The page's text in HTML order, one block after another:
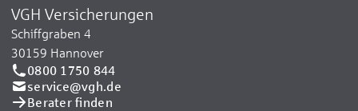
VGH Versicherungen
Schiffgraben 4
30159 Hannover
0800 1750 844
service@vgh.de
Berater finden